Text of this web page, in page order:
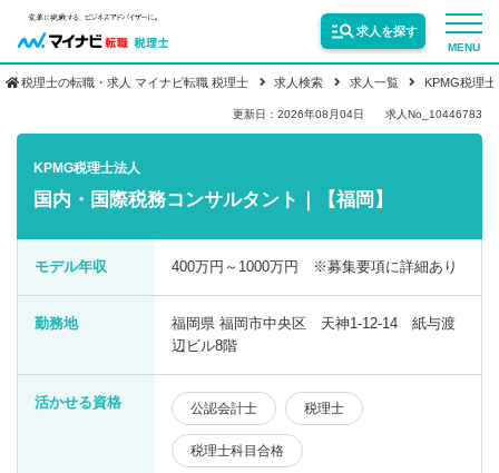
MENU
求人を探す
転職お役立ち情報
業界情報
税理士の転職・求人 マイナビ転職 税理士 求人検索 求人一覧 KPMG税理
更新日：2026年08月04日 求人No_10446783
KPMG税理士法人
国内・国際税務コンサルタント｜【福岡】
モデル年収 400万円～1000万円 ※募集要項に詳細あり
勤務地
福岡県 福岡市中央区 天神1-12-14 紙与渡
辺ビル8階
活かせる資格 公認会計士 税理士
税理士科目合格